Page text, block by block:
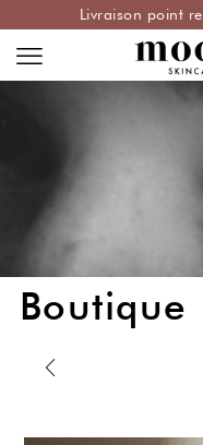
offerte dès 59€ (FR & BE)
Boutique